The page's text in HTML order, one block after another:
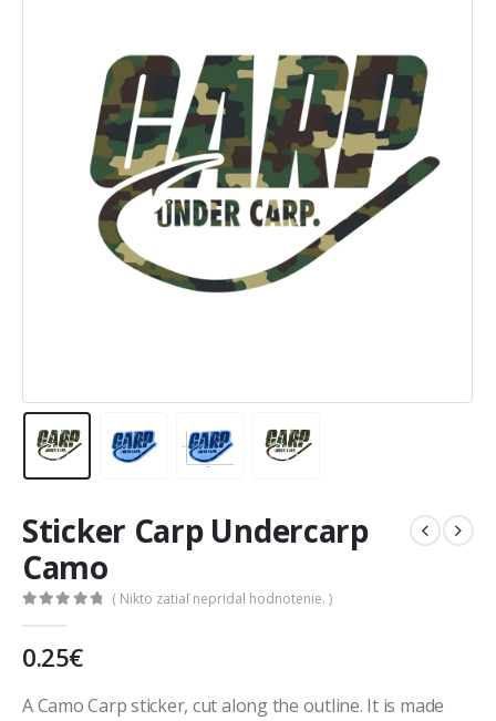
Sticker Carp Undercarp
Camo
( Nikto zatiaľ nepridal hodnotenie. )
0.25€
A Camo Carp sticker, cut along the outline. It is made